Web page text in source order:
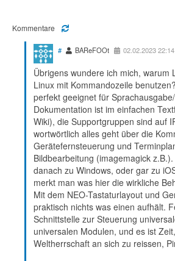
Kommentare
# BAReFOOt 02.02.2023 22:14
Übrigens wundere ich mich, warum
Linux mit Kommandozeile
perfekt geeignet für
Dokumentation ist im einfachen
Wiki), die Supportgruppen sind auf
wortwörtlich alles geht über die
Gerätefernsteuerung und
Bildbearbeitung (imagemagick
danach zu Windows, oder gar zu
merkt man was hier die wirkliche
Mit dem NEO-Tastaturlayout und
praktisch nichts was einen aufhält.
Schnittstelle zur Steuerung
universalen Modulen, und es ist
Weltherrschaft an sich zu reissen,